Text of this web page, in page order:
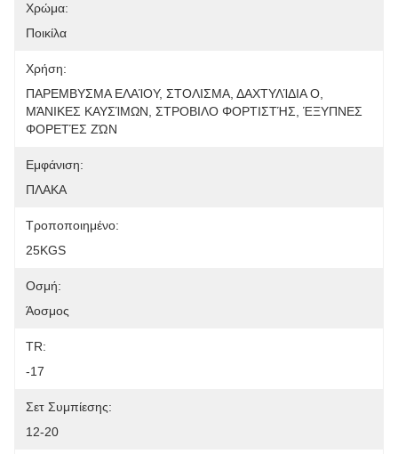
Χρώμα:
Ποικίλα
Χρήση:
ΠΑΡΕΜΒΥΣΜΑ ΕΛΑΊΟΥ, ΣΤΟΛΙΣΜΑ, ΔΑΧΤΥΛΊΔΙΑ Ο,
ΜΆΝΙΚΕΣ ΚΑΥΣΊΜΩΝ, ΣΤΡΟΒΙΛΟ ΦΟΡΤΙΣΤΉΣ, ΈΞΥΠΝΕΣ
ΦΟΡΕΤΈΣ ΖΏΝ
Εμφάνιση:
ΠΛΑΚΑ
Τροποποιημένο:
25KGS
Οσμή:
Άοσμος
TR:
-17
Σετ Συμπίεσης:
12-20